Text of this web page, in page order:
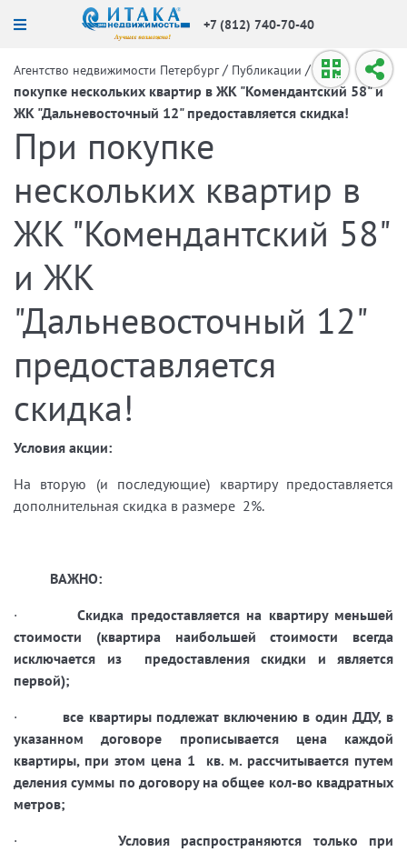
+7 (812) 740-70-40
Агентство недвижимости Петербург / Публикации / При
покупке нескольких квартир в ЖК "Комендантский 58" и
ЖК "Дальневосточный 12" предоставляется скидка!
При покупке
нескольких квартир в
ЖК "Комендантский 58"
и ЖК
"Дальневосточный 12"
предоставляется
скидка!
Условия акции:
На вторую (и последующие) квартиру предоставляется
дополнительная скидка в размере 2%.
ВАЖНО:
·Скидка предоставляется на квартиру меньшей
стоимости (квартира наибольшей стоимости всегда
исключается из предоставления скидки и является
первой);
· все квартиры подлежат включению в один ДДУ, в
указанном договоре прописывается цена каждой
квартиры, при этом цена 1 кв. м. рассчитывается путем
деления суммы по договору на общее кол-во квадратных
метров;
· Условия распространяются только при